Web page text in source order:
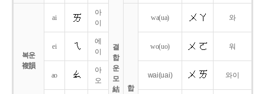
결
합
운
모
結
복운
複韻
ai
아
이
합
wa(ua) 와
ei
에
이
wo(uo) 워
ao
아
오
wai(uai) 와이